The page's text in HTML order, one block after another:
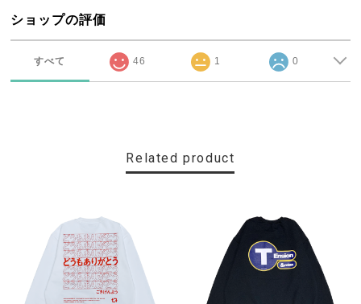
ショップの評価
すべて 46 1 0
Related product